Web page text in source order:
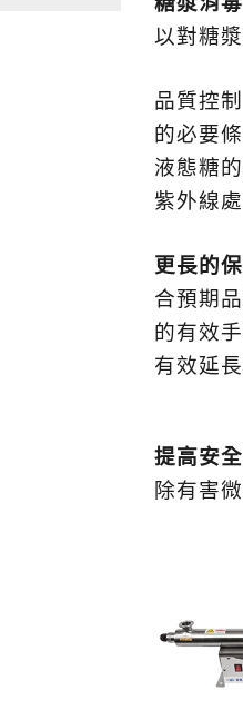
以對糖
品質控制
的必要條
液態糖
紫外線
更長的
合預期
的有效
有效延
提高安
除有害